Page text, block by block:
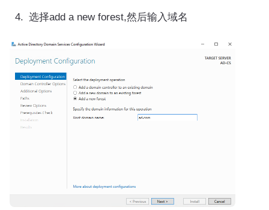
选择add a new forest,然后输入域名